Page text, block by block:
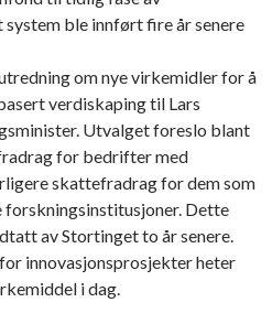
ble innført fire år senere
om nye virkemidler for å
verdiskaping til Lars
Utvalget foreslo blant
for bedrifter med
skattefradrag for dem som
Dette
av Stortinget to år senere.
innovasjonsprosjekter heter
i dag.